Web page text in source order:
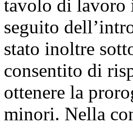
tavolo di lavoro
seguito
stato inoltre
consentito di
ottenere la
minori. Nella